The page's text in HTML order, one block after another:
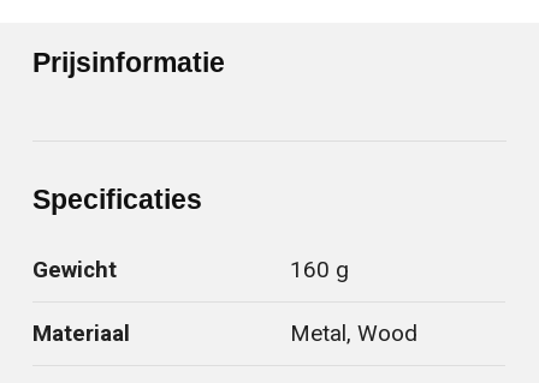
Prijsinformatie
Specificaties
Gewicht 160 g
Materiaal Metal, Wood